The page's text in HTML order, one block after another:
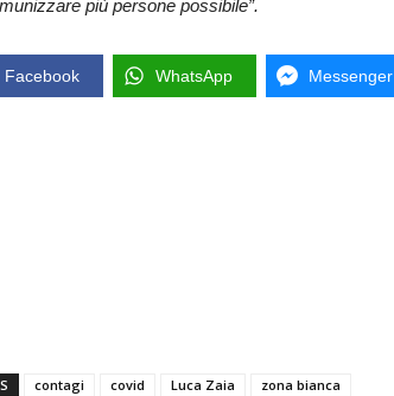
più persone possibile”.
Facebook WhatsApp Messenger
contagi covid Luca Zaia zona bianca